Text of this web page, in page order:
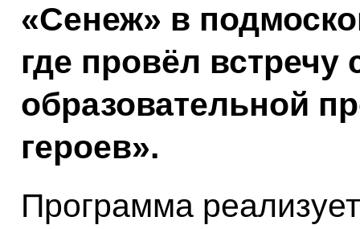
«Сенеж» в
где провёл встречу
образовательной
героев».
Программа